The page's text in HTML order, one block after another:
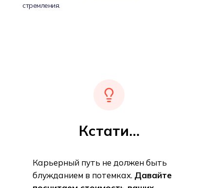
стремления.
Кстати…
Карьерный путь не должен быть
блужданием в потемках. Давайте